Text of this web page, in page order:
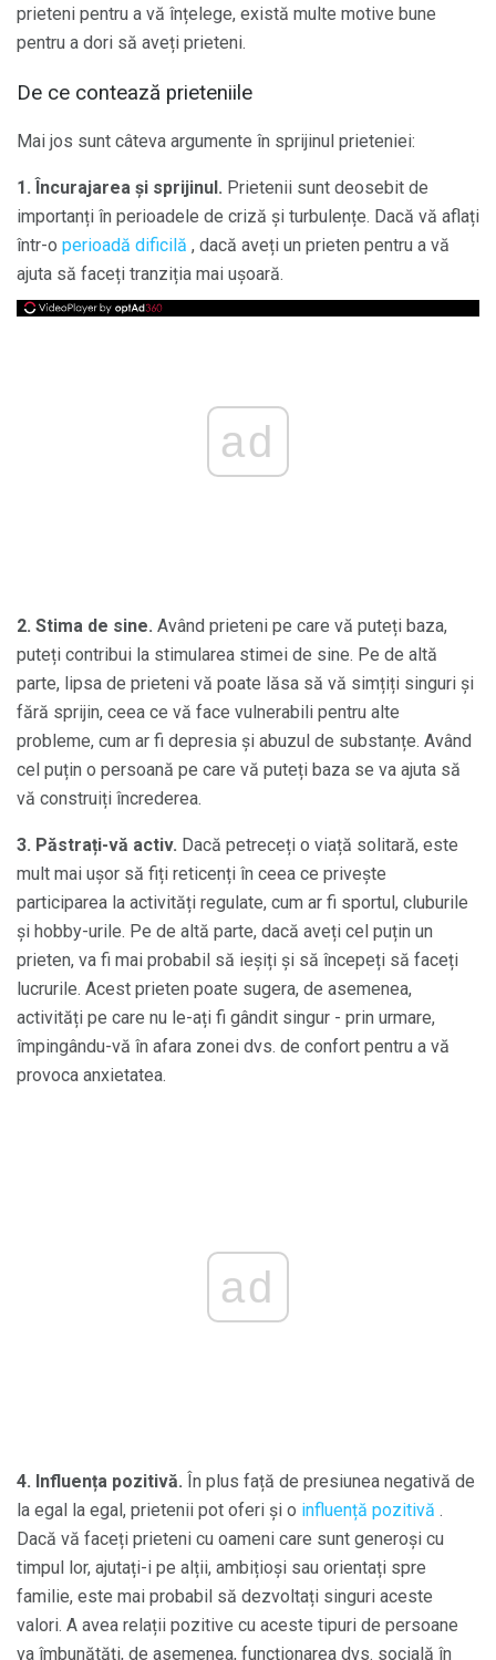
prieteni pentru a vă înțelege, există multe motive bune
pentru a dori să aveți prieteni.
De ce contează prieteniile
Mai jos sunt câteva argumente în sprijinul prieteniei:
1. Încurajarea și sprijinul. Prietenii sunt deosebit de
importanți în perioadele de criză și turbulențe. Dacă vă aflați
într-o perioadă dificilă , dacă aveți un prieten pentru a vă
ajuta să faceți tranziția mai ușoară.
ad
2. Stima de sine. Având prieteni pe care vă puteți baza,
puteți contribui la stimularea stimei de sine. Pe de altă
parte, lipsa de prieteni vă poate lăsa să vă simțiți singuri și
fără sprijin, ceea ce vă face vulnerabili pentru alte
probleme, cum ar fi depresia și abuzul de substanțe. Având
cel puțin o persoană pe care vă puteți baza se va ajuta să
vă construiți încrederea.
3. Păstrați-vă activ. Dacă petreceți o viață solitară, este
mult mai ușor să fiți reticenți în ceea ce privește
participarea la activități regulate, cum ar fi sportul, cluburile
și hobby-urile. Pe de altă parte, dacă aveți cel puțin un
prieten, va fi mai probabil să ieșiți și să începeți să faceți
lucrurile. Acest prieten poate sugera, de asemenea,
activități pe care nu le-ați fi gândit singur - prin urmare,
împingându-vă în afara zonei dvs. de confort pentru a vă
provoca anxietatea.
ad
4. Influența pozitivă. În plus față de presiunea negativă de
la egal la egal, prietenii pot oferi și o influență pozitivă .
Dacă vă faceți prieteni cu oameni care sunt generoși cu
timpul lor, ajutați-i pe alții, ambițioși sau orientați spre
familie, este mai probabil să dezvoltați singuri aceste
valori. A avea relații pozitive cu aceste tipuri de persoane
va îmbunătăți, de asemenea, funcționarea dvs. socială în